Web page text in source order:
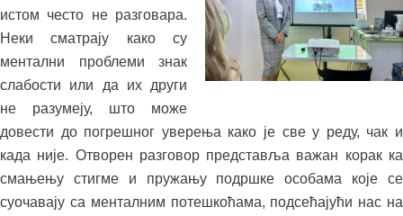
истом често не разговара.
Неки сматрају како су
ментални проблеми знак
слабости или да их други
не разумеју, што може
довести до погрешног уверења како је све у реду, чак и
када није. Отворен разговор представља важан корак ка
смањењу стигме и пружању подршке особама које се
суочавају са менталним потешкоћама, подсећајући нас на